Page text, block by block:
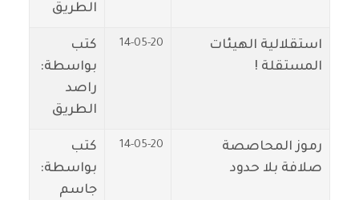
الطريق
استقلالية الهيئات
المستقلة !
14-05-20
كتب
بواسطة:
راصد
الطريق
رموز المحاصصة
صلافة بلا حدود
14-05-20
كتب
بواسطة:
جاسم